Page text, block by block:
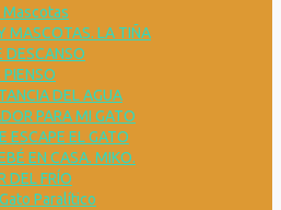
Mascotas
MASCOTAS. LA TIÑA
DESCANSO
DEL AGUA
PARA MI GATO
ESCAPE EL GATO
EN CASA. MIKO.
DEL FRÍO
Paralítico